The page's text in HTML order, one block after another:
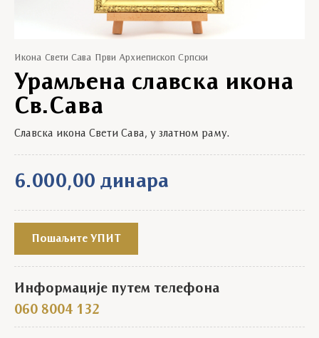
Икона Свети Сава Први Архиепископ Српски
Урамљена славска икона
Св.Сава
6.000,00динара
Славска икона Свети Сава, у златном раму.
Пошаљите УПИТ
Информације путем телефона
060 8004 132